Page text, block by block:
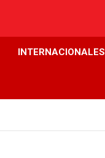
INTERNACIONALES